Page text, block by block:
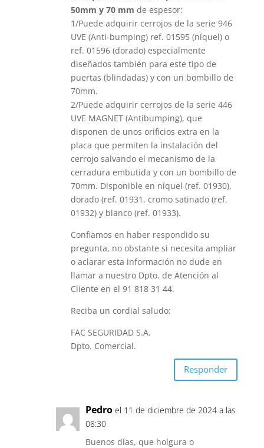
50mm y 70 mm de espesor:
1/Puede adquirir cerrojos de la serie 946
UVE (Anti-bumping) ref. 01595 (níquel) o
ref. 01596 (dorado) especialmente
diseñados también para este tipo de
puertas (blindadas) y con un bombillo de
70mm.
2/Puede adquirir cerrojos de la serie 446
UVE MAGNET (Antibumping), que
disponen de unos orificios extra en la
placa que permiten la instalación del
cerrojo salvando el mecanismo de la
cerradura embutida y con un bombillo de
70mm. Disponible en níquel (ref. 01930),
dorado (ref. 01931, cromo satinado (ref.
01932) y blanco (ref. 01933).
Confiamos en haber respondido su
pregunta, no obstante si necesita ampliar
o aclarar esta información no dude en
llamar a nuestro Dpto. de Atención al
Cliente en el 91 818 31 44.
Reciba un cordial saludo;
FAC SEGURIDAD S.A.
Dpto. Comercial.
Responder
Pedro el 11 de diciembre de 2024 a las
08:30
Buenos días, que holgura o